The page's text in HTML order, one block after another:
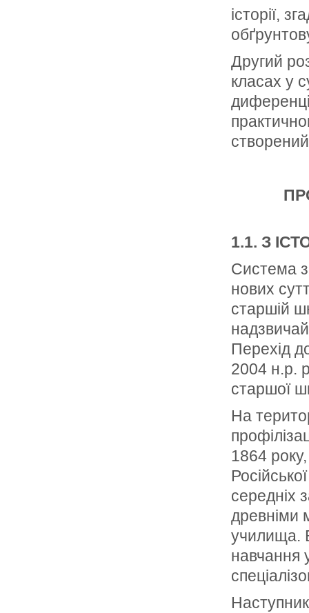
історії,
Другий
класах у
1.1. З
Система
нових
старшій
Перехід
2004 н.р.
старшої
На
1864 року,
середніх
древніми
училища.
навчання